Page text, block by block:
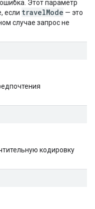
Этот параметр
если travelMode — это
случае запрос не
кодировку